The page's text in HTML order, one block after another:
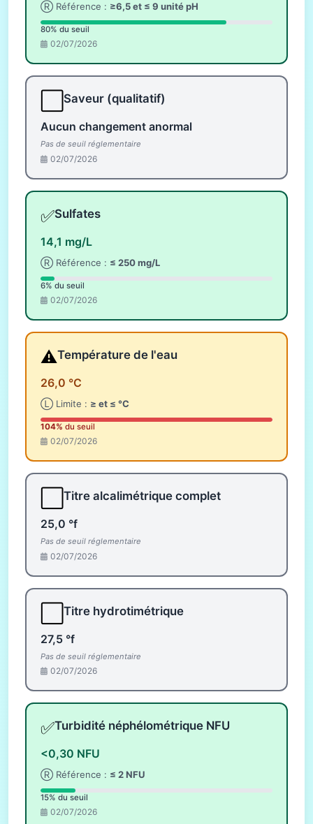
Ⓡ Référence : ≥6,5 et ≤ 9 unité pH
80% du seuil
02/07/2026
Saveur (qualitatif)
Aucun changement anormal
Pas de seuil réglementaire
02/07/2026
✅Sulfates
14,1 mg/L
Ⓡ Référence : ≤ 250 mg/L
6% du seuil
02/07/2026
⚠️Température de l'eau
26,0 °C
Ⓛ Limite : ≥ et ≤ °C
104% du seuil
02/07/2026
Titre alcalimétrique complet
25,0 °f
Pas de seuil réglementaire
02/07/2026
Titre hydrotimétrique
27,5 °f
Pas de seuil réglementaire
02/07/2026
✅Turbidité néphélométrique NFU
<0,30 NFU
Ⓡ Référence : ≤ 2 NFU
15% du seuil
02/07/2026